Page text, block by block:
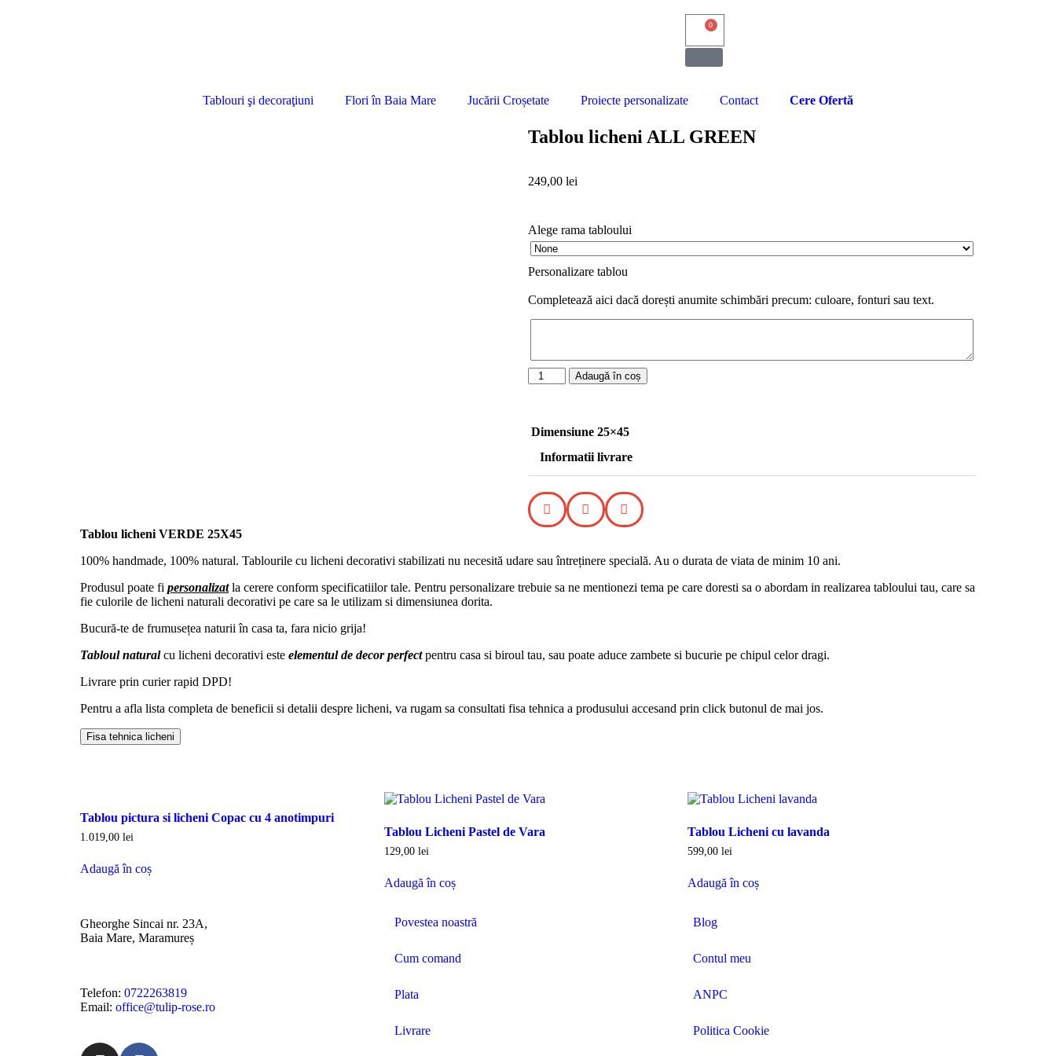
0
Tablouri şi decoraţiuni Flori în Baia Mare Jucării Croșetate Proiecte personalizate Contact Cere Ofertă
Tablou licheni ALL GREEN
249,00 lei
Alege rama tabloului
Personalizare tablou
Completează aici dacă dorești anumite schimbări precum: culoare, fonturi sau text.
Adaugă în coș
Dimensiune 25×45
Informatii livrare
Tablou licheni VERDE 25X45
100% handmade, 100% natural. Tablourile cu licheni decorativi stabilizati nu necesită udare sau întreținere specială. Au o durata de viata de minim 10 ani.
Produsul poate fi personalizatla cerere conform specificatiilor tale. Pentru personalizare trebuie sa ne mentionezi tema pe care doresti sa o abordam in realizarea tabloului tau, care sa
fie culorile de licheni naturali decorativi pe care sa le utilizam si dimensiunea dorita.
Bucură-te de frumusețea naturii în casa ta, fara nicio grija!
Tabloul naturalcu licheni decorativi este elementul de decor perfectpentru casa si biroul tau, sau poate aduce zambete si bucurie pe chipul celor dragi.
Livrare prin curier rapid DPD!
Pentru a afla lista completa de beneficii si detalii despre licheni, va rugam sa consultati fisa tehnica a produsului accesand prin click butonul de mai jos.
Fisa tehnica licheni
Tablou pictura si licheni Copac cu 4 anotimpuri
1.019,00 lei
Adaugă în coș
Tablou Licheni Pastel de Vara
129,00 lei
Adaugă în coș
Tablou Licheni cu lavanda
599,00lei
Adaugă în coș
Gheorghe Sincai nr. 23A,
Baia Mare, Maramureș
Telefon: 0722263819
Email: office@tulip-rose.ro
Povestea noastră
Cum comand
Plata
Livrare
Blog
Contul meu
ANPC
Politica Cookie